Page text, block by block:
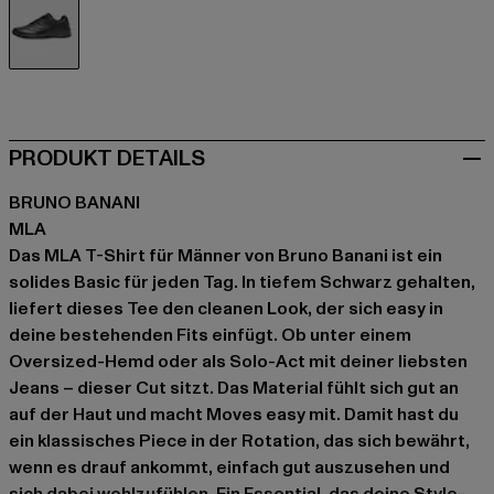
PRODUKT DETAILS
BRUNO BANANI
MLA
Das MLA T-Shirt für Männer von Bruno Banani ist ein
solides Basic für jeden Tag. In tiefem Schwarz gehalten,
liefert dieses Tee den cleanen Look, der sich easy in
deine bestehenden Fits einfügt. Ob unter einem
Oversized-Hemd oder als Solo-Act mit deiner liebsten
Jeans – dieser Cut sitzt. Das Material fühlt sich gut an
auf der Haut und macht Moves easy mit. Damit hast du
ein klassisches Piece in der Rotation, das sich bewährt,
wenn es drauf ankommt, einfach gut auszusehen und